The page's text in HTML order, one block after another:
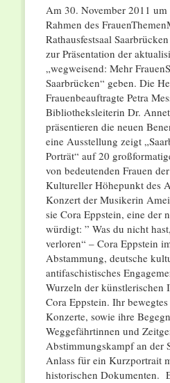
Am 30. November 2011
Rahmen des
Rathausfestsaal
zur Präsentation der
„wegweisend: Mehr
Saarbrücken“ geben. Die
Frauenbeauftragte Petra
Bibliotheksleiterin Dr.
präsentieren die neuen
eine Ausstellung zeigt
Porträt“ auf 20
von bedeutenden Frauen
Kultureller Höhepunkt des
Konzert der Musikerin
sie Cora Eppstein, eine der
würdigt: ” Was du nicht
verloren“ – Cora Eppstein
Abstammung, deutsche
antifaschistisches
Wurzeln der künstlerischen
Cora Eppstein. Ihr
Konzerte, sowie ihre
Weggefährtinnen und
Abstimmungskampf an der
Anlass für ein Kurzportrait
historischen Dokumenten.